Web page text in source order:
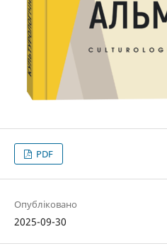
PDF
Опубліковано
2025-09-30